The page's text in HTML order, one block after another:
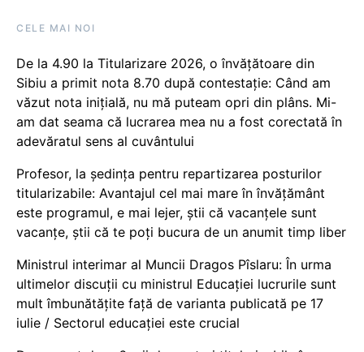
CELE MAI NOI
De la 4.90 la Titularizare 2026, o învățătoare din
Sibiu a primit nota 8.70 după contestație: Când am
văzut nota inițială, nu mă puteam opri din plâns. Mi-
am dat seama că lucrarea mea nu a fost corectată în
adevăratul sens al cuvântului
Profesor, la ședința pentru repartizarea posturilor
titularizabile: Avantajul cel mai mare în învățământ
este programul, e mai lejer, știi că vacanțele sunt
vacanţe, știi că te poți bucura de un anumit timp liber
Ministrul interimar al Muncii Dragos Pîslaru: În urma
ultimelor discuții cu ministrul Educației lucrurile sunt
mult îmbunătățite față de varianta publicată pe 17
iulie / Sectorul educației este crucial